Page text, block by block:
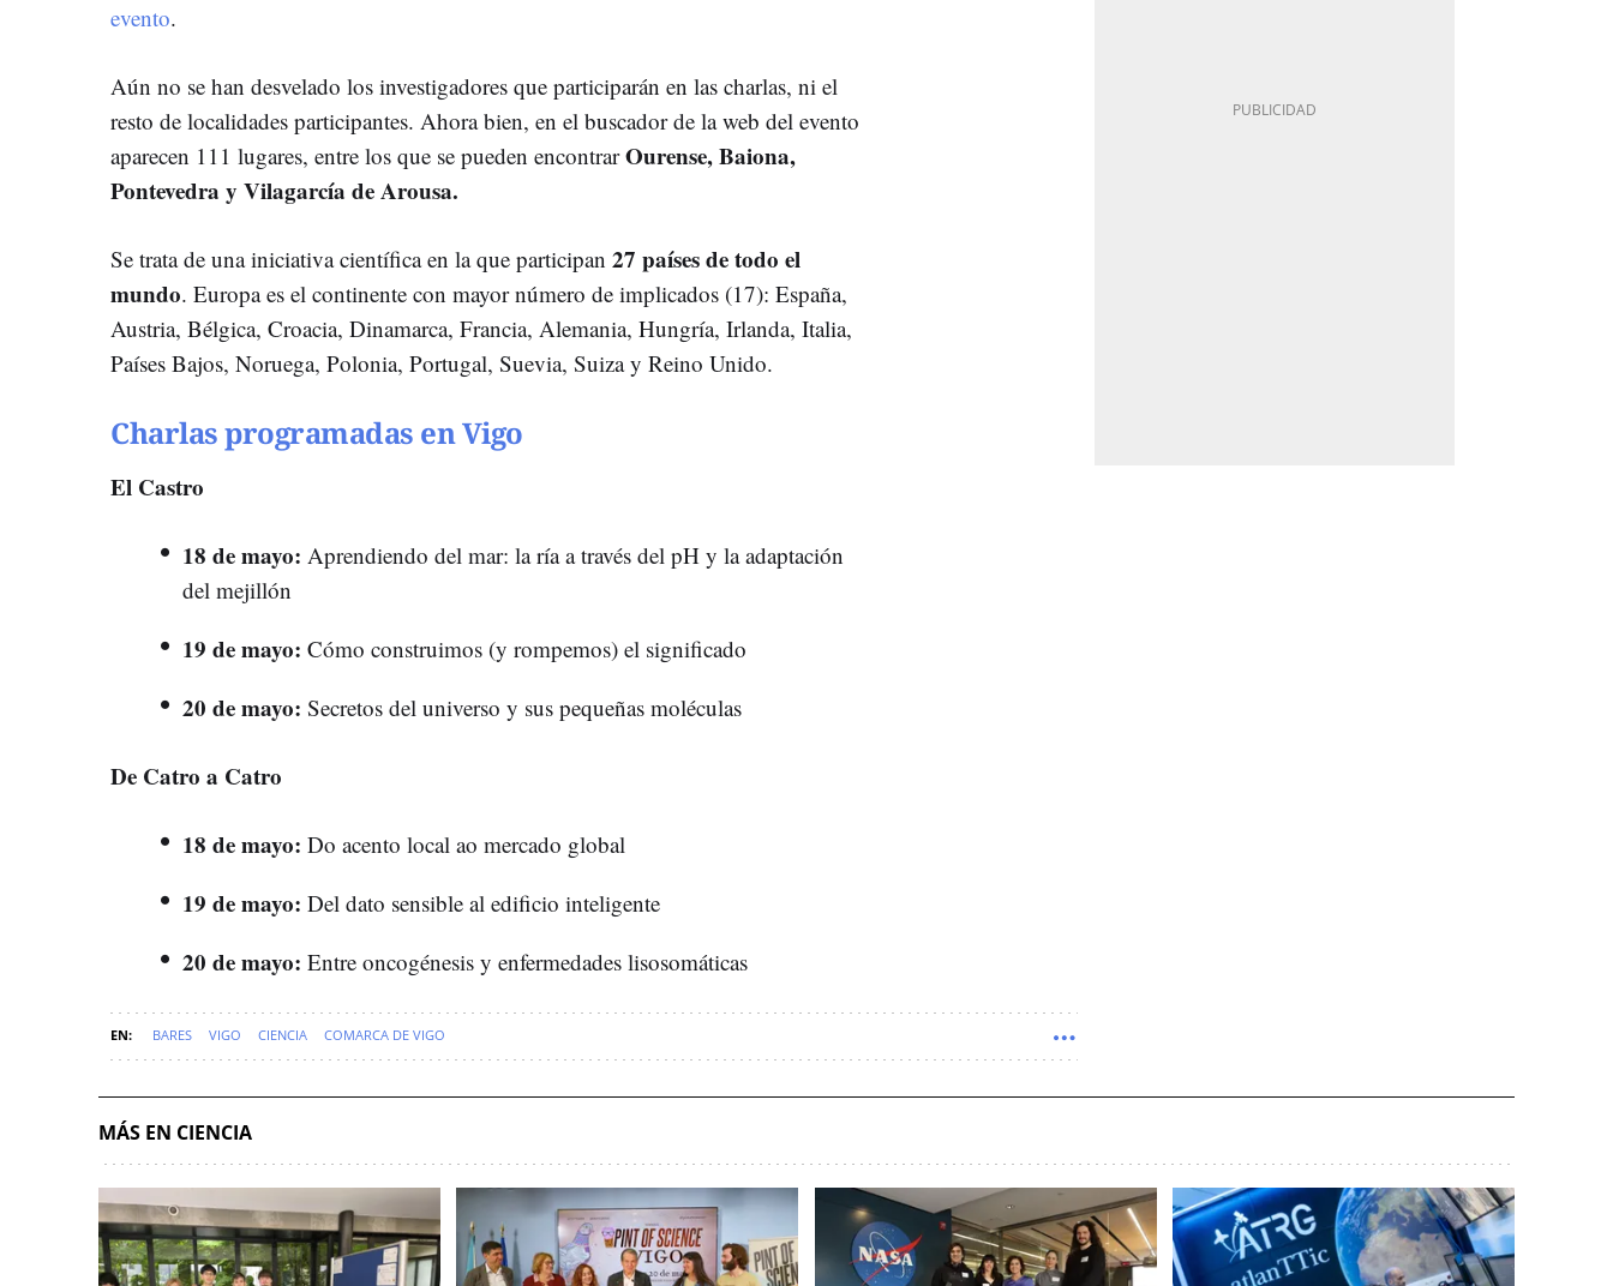
evento.
Aún no se han desvelado los investigadores que participarán en las charlas, ni el
resto de localidades participantes. Ahora bien, en el buscador de la web del evento
aparecen 111 lugares, entre los que se pueden encontrarOurense, Baiona,
Pontevedra y Vilagarcía de Arousa.
Se trata de una iniciativa científica en la que participan 27 países de todo el
mundo. Europa es el continente con mayor número de implicados (17): España,
Austria, Bélgica, Croacia, Dinamarca, Francia, Alemania, Hungría, Irlanda, Italia,
Países Bajos, Noruega, Polonia, Portugal, Suevia, Suiza y Reino Unido.
Charlas programadas en Vigo
El Castro
18 de mayo: Aprendiendo del mar: la ría a través del pH y la adaptación
del mejillón
19 de mayo: Cómo construimos (y rompemos) el significado
20 de mayo: Secretos del universo y sus pequeñas moléculas
De Catro a Catro
18 de mayo: Do acento local ao mercado global
19 de mayo: Del dato sensible al edificio inteligente
20 de mayo: Entre oncogénesis y enfermedades lisosomáticas
BARES VIGO CIENCIA COMARCA DE VIGO
MÁS EN CIENCIA